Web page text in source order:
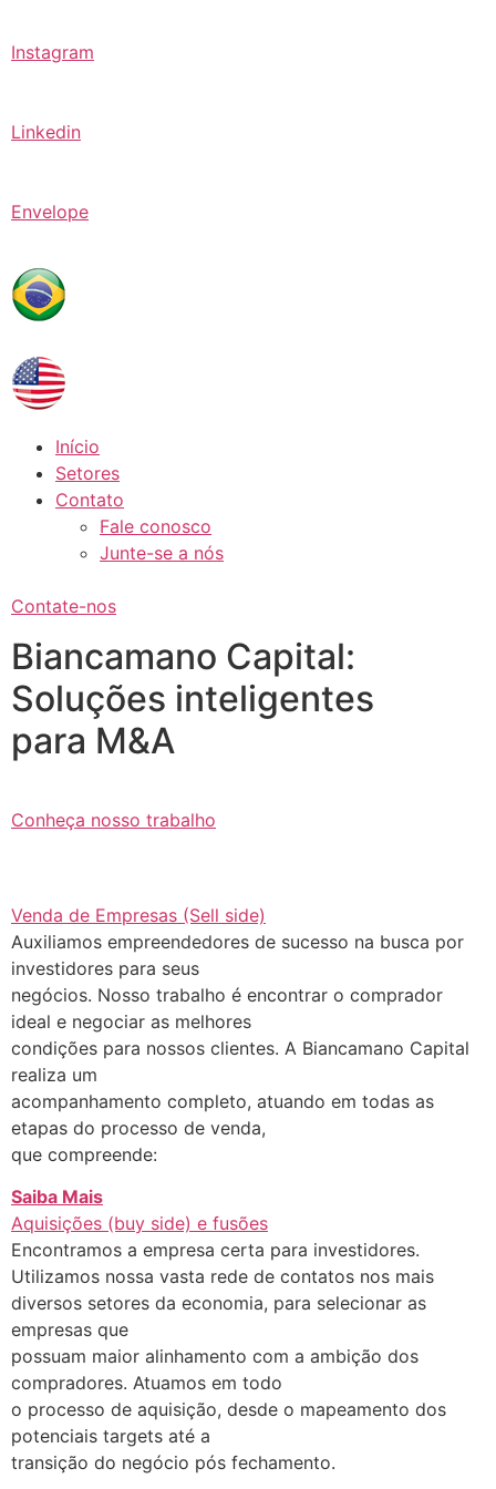
Instagram
Linkedin
Envelope
Início
Setores
Contato
Fale conosco
Junte-se a nós
Contate-nos
Biancamano Capital:
Soluções inteligentes
para M&A
Conheça nosso trabalho
Venda de Empresas (Sell side)
Auxiliamos empreendedores de sucesso na busca por
investidores para seus
negócios. Nosso trabalho é encontrar o comprador
ideal e negociar as melhores
condições para nossos clientes. A Biancamano Capital
realiza um
acompanhamento completo, atuando em todas as
etapas do processo de venda,
que compreende:
Saiba Mais
Aquisições (buy side) e fusões
Encontramos a empresa certa para investidores.
Utilizamos nossa vasta rede de contatos nos mais
diversos setores da economia, para selecionar as
empresas que
possuam maior alinhamento com a ambição dos
compradores. Atuamos em todo
o processo de aquisição, desde o mapeamento dos
potenciais targets até a
transição do negócio pós fechamento.